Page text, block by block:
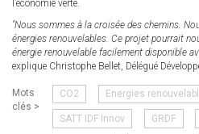
l’économie verte.
"Nous sommes à la croisée des chemins.
énergies renouvelables. Ce projet pourrait
énergie renouvelable facilement disponible
explique Christophe Bellet, Délégué
Mots
clés >
CO2 Energies
SATT IDF Innov GRDF